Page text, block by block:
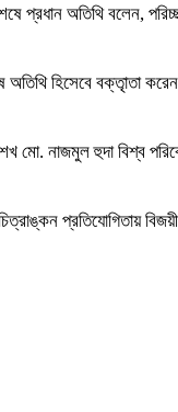
অতিথি বলেন,
হিসেবে বক্তৃাতা
মো. নাজমুল হুদা বিশ্ব
প্রতিযোগিতায়